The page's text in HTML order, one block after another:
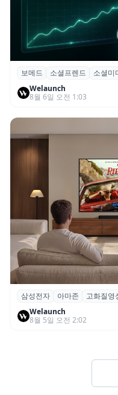
보메드 ‘소셜프렌
SNS 마케팅 통합 지
보메드 소셜프렌드
소셜미
Welaunch
8월 6일 오전 1:03
삼성전자·아마존,
어드밴스드’ 적용
삼성전자 아마존 고화질영
Welaunch
8월 5일 오전 2:02